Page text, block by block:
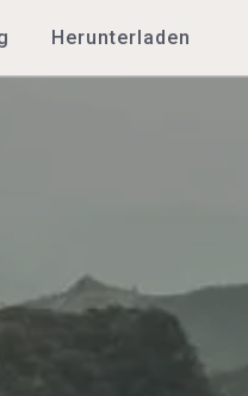
Herunterladen